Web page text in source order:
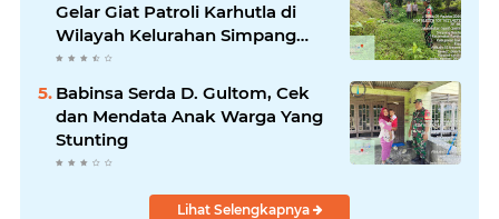
Gelar Giat Patroli Karhutla di
Wilayah Kelurahan Simpang
Belutu
Babinsa Serda D. Gultom, Cek
dan Mendata Anak Warga Yang
Stunting
Lihat Selengkapnya